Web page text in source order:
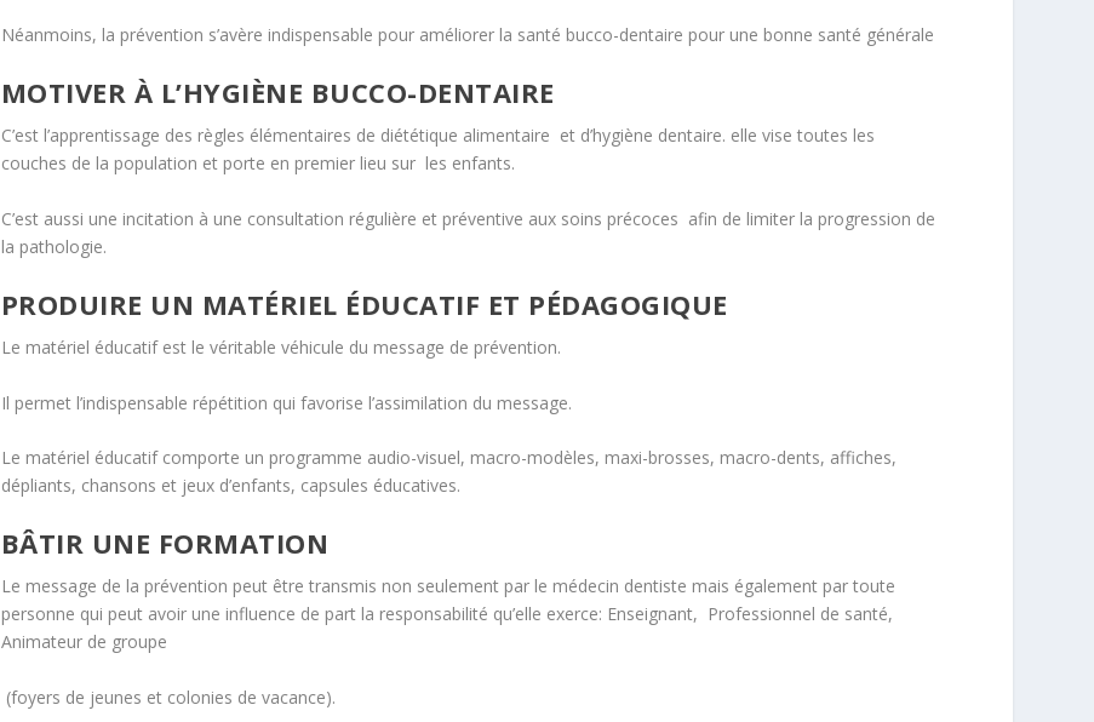
Néanmoins, la prévention s’avère indispensable pour améliorer la santé bucco-dentaire pour une bonne santé générale
MOTIVER À L’HYGIÈNE BUCCO-DENTAIRE
C’est l’apprentissage des règles élémentaires de diététique alimentaire et d’hygiène dentaire. elle vise toutes les
couches de la population et porte en premier lieu sur les enfants.
C’est aussi une incitation à une consultation régulière et préventive aux soins précoces afin de limiter la progression de
la pathologie.
PRODUIRE UN MATÉRIEL ÉDUCATIF ET PÉDAGOGIQUE
Le matériel éducatif est le véritable véhicule du message de prévention.
Il permet l’indispensable répétition qui favorise l’assimilation du message.
Le matériel éducatif comporte un programme audio-visuel, macro-modèles, maxi-brosses, macro-dents, affiches,
dépliants, chansons et jeux d’enfants, capsules éducatives.
BÂTIR UNE FORMATION
Le message de la prévention peut être transmis non seulement par le médecin dentiste mais également par toute
personne qui peut avoir une influence de part la responsabilité qu’elle exerce: Enseignant, Professionnel de santé,
Animateur de groupe
(foyers de jeunes et colonies de vacance).